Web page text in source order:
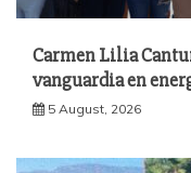
Carmen Lilia
vanguardia en
5 August, 2026